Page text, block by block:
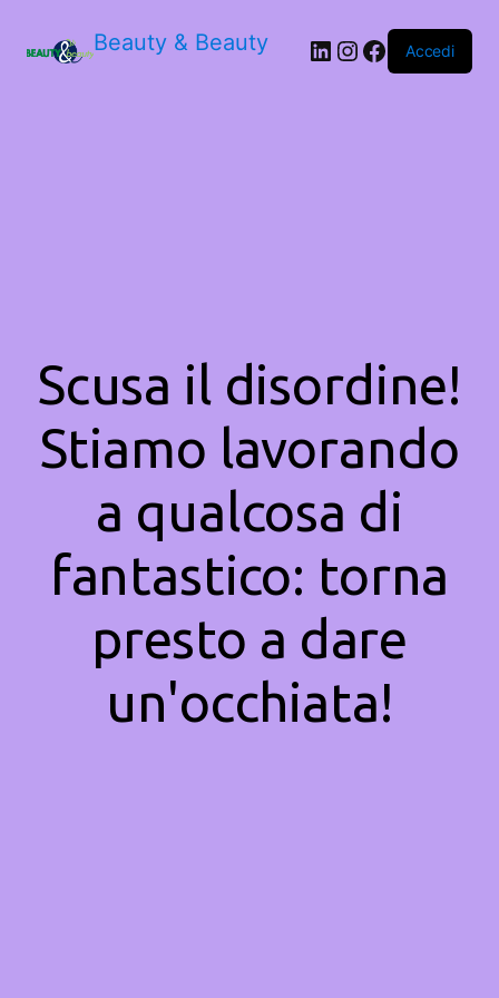
Beauty & Beauty LinkedIn
Instagram
Facebook
Accedi
Scusa il disordine!
Stiamo lavorando
a qualcosa di
fantastico: torna
presto a dare
un'occhiata!